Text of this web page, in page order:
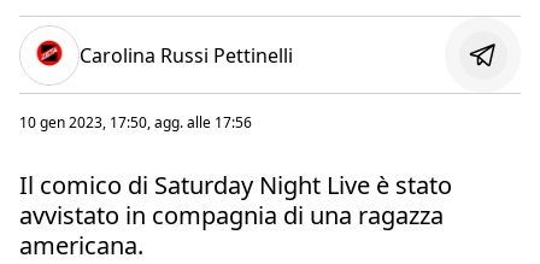
Carolina Russi Pettinelli
10 gen 2023, 17:50, agg. alle 17:56
Il comico di Saturday Night Live è stato
avvistato in compagnia di una ragazza
americana.